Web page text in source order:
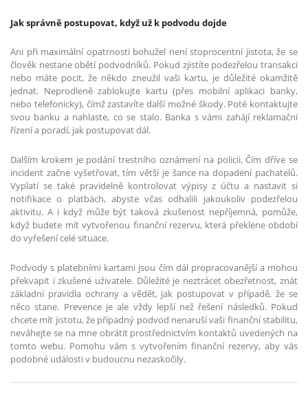
Jak správně postupovat, když už k podvodu dojde
Ani při maximální opatrnosti bohužel není stoprocentní jistota, že se
člověk nestane obětí podvodníků. Pokud zjistíte podezřelou transakci
nebo máte pocit, že někdo zneužil vaši kartu, je důležité okamžitě
jednat. Neprodleně zablokujte kartu (přes mobilní aplikaci banky,
nebo telefonicky), čímž zastavíte další možné škody. Poté kontaktujte
svou banku a nahlaste, co se stalo. Banka s vámi zahájí reklamační
řízení a poradí, jak postupovat dál.
Dalším krokem je podání trestního oznámení na policii. Čím dříve se
incident začne vyšetřovat, tím větší je šance na dopadení pachatelů.
Vyplatí se také pravidelně kontrolovat výpisy z účtu a nastavit si
notifikace o platbách, abyste včas odhalili jakoukoliv podezřelou
aktivitu. A i když může být taková zkušenost nepříjemná, pomůže,
když budete mít vytvořenou finanční rezervu, která překlene období
do vyřešení celé situace.
Podvody s platebními kartami jsou čím dál propracovanější a mohou
překvapit i zkušené uživatele. Důležité je neztrácet obezřetnost, znát
základní pravidla ochrany a vědět, jak postupovat v případě, že se
něco stane. Prevence je ale vždy lepší než řešení následků. Pokud
chcete mít jistotu, že případný podvod nenaruší vaši finanční stabilitu,
neváhejte se na mne obrátit prostřednictvím kontaktů uvedených na
tomto webu. Pomohu vám s vytvořením finanční rezervy, aby vás
podobné události v budoucnu nezaskočily.